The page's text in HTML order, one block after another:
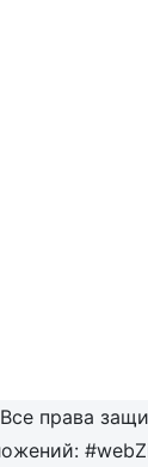
права